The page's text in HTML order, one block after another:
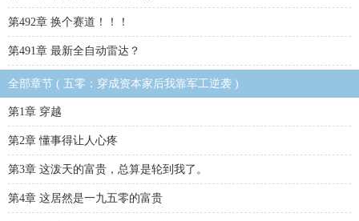
第492章 换个赛道！！！
第491章 最新全自动雷达？
全部章节 ( 五零：穿成资本家后我靠军工逆袭 )
第1章 穿越
第2章 懂事得让人心疼
第3章 这泼天的富贵，总算是轮到我了。
第4章 这居然是一九五零的富贵